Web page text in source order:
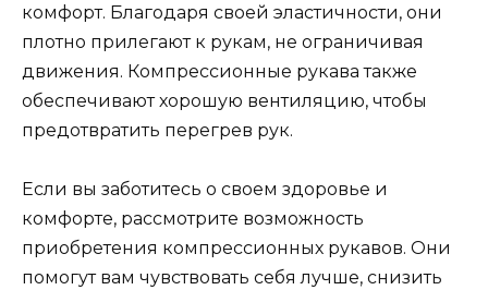
комфорт. Благодаря своей эластичности, они
плотно прилегают к рукам, не ограничивая
движения. Компрессионные рукава также
обеспечивают хорошую вентиляцию, чтобы
предотвратить перегрев рук.
Если вы заботитесь о своем здоровье и
комфорте, рассмотрите возможность
приобретения компрессионных рукавов. Они
помогут вам чувствовать себя лучше, снизить